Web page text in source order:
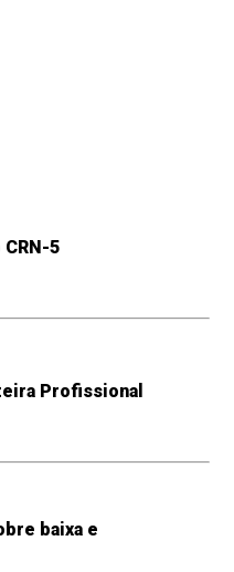
5
Profissional
baixa e